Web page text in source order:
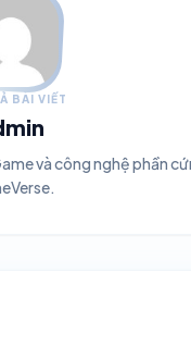
BÀI VIẾT
và công nghệ phần